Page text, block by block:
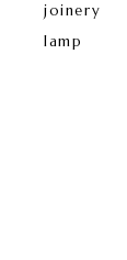
joinery
lamp